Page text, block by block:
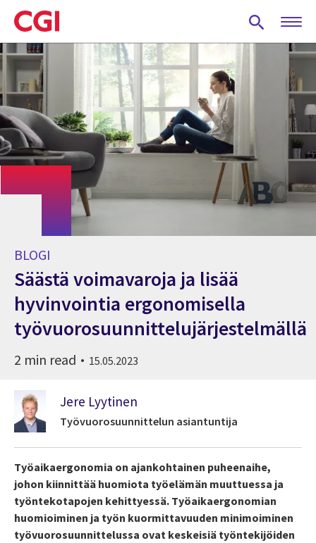
Skip
to
main
content
BLOGI
Säästä voimavaroja ja lisää
hyvinvointia ergonomisella
työvuorosuunnittelujärjestelmällä
2 min read 15.05.2023
Jere Lyytinen
Työvuorosuunnittelun asiantuntija
Työaikaergonomia on ajankohtainen puheenaihe,
johon kiinnittää huomiota työelämän muuttuessa ja
työntekotapojen kehittyessä. Työaikaergonomian
huomioiminen ja työn kuormittavuuden minimoiminen
työvuorosuunnittelussa ovat keskeisiä työntekijöiden